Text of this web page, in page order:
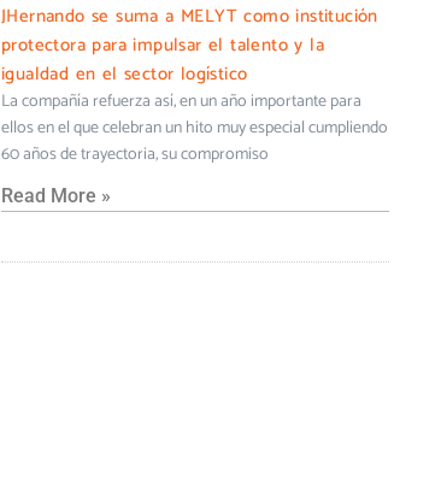
JHernando se suma a MELYT como institución
protectora para impulsar el talento y la
igualdad en el sector logístico
La compañía refuerza así, en un año importante para
ellos en el que celebran un hito muy especial cumpliendo
60 años de trayectoria, su compromiso
Read More »